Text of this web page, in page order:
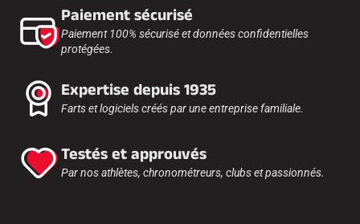
Paiement sécurisé
Paiement 100% sécurisé et données confidentielles
protégées.
Expertise depuis 1935
Farts et logiciels créés par une entreprise familiale.
Testés et approuvés
Par nos athlètes, chronométreurs, clubs et passionnés.